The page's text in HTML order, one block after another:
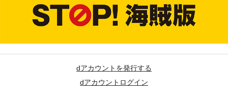
dアカウントを発行する
dアカウントログイン